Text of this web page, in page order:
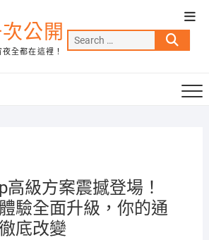
公開
全都在這裡！
Search
…
高級方案震撼登場！
驗全面升級，你的通
底改變